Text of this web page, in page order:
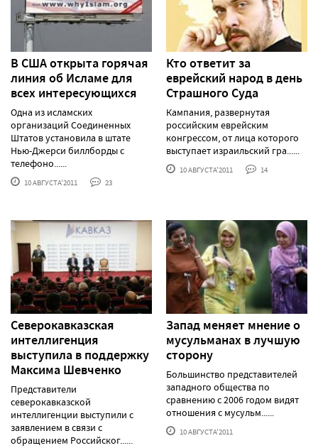
В США открыта горячая
линия об Исламе для
всех интересующихся
Одна из исламских
организаций Соединенных
Штатов установила в штате
Нью-Джерси биллборды с
телефоно......
10 АВГУСТА'2011 23
Кто ответит за
еврейский народ в день
Страшного Суда
Кампания, развернутая
российским еврейским
конгрессом, от лица которого
выступает израильский гра......
10 АВГУСТА'2011 14
Северокавказская
интеллигенция
выступила в поддержку
Максима Шевченко
Представители
северокавказской
интеллигенции выступили с
заявлением в связи с
обращением Российског......
Запад меняет мнение о
мусульманах в лучшую
сторону
Большинство представителей
западного общества по
сравнению с 2006 годом видят
отношения с мусульм......
10 АВГУСТА'2011